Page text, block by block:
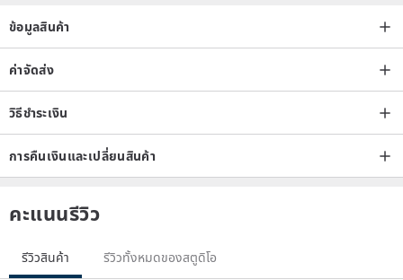
ข้อมูลสินค้า
ค่าจัดส่ง
วิธีชำระเงิน
การคืนเงินและเปลี่ยนสินค้า
คะแนนรีวิว
รีวิวสินค้า รีวิวทั้งหมดของสตูดิโอ